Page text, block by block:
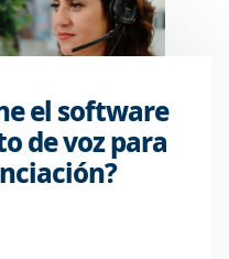
el software
de voz para